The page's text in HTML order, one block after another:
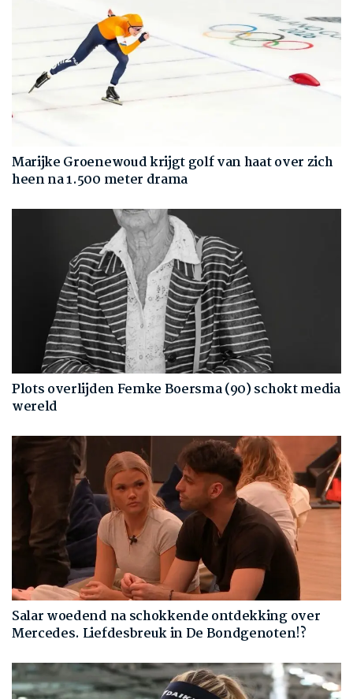
Marijke Groenewoud krijgt golf van haat over zich
heen na 1.500 meter drama
Plots overlijden Femke Boersma (90) schokt media
wereld
Salar woedend na schokkende ontdekking over
Mercedes. Liefdesbreuk in De Bondgenoten!?